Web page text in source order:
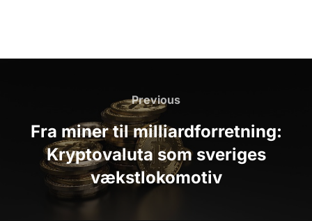
Previous
Previous
Fra miner til milliardforretning:
Kryptovaluta som sveriges
vækstlokomotiv